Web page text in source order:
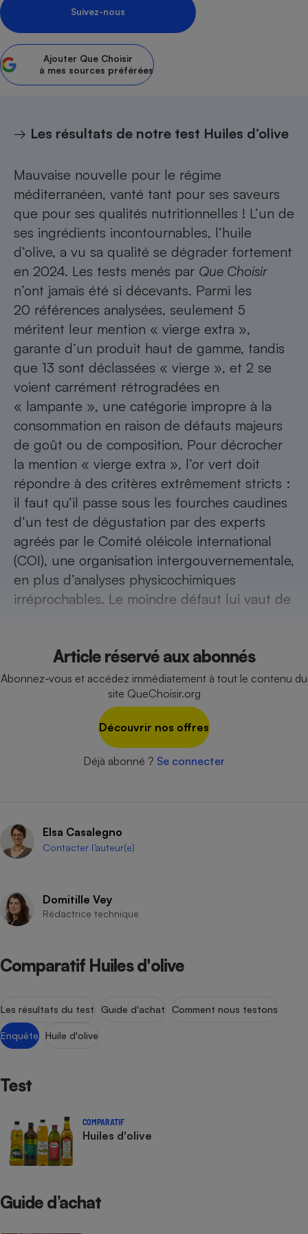
Suivez-nous
Ajouter Que Choisir
à mes sources préférées
→ Les résultats de notre test Huiles d’olive
Mauvaise nouvelle pour le régime
méditerranéen, vanté tant pour ses saveurs
que pour ses qualités nutritionnelles ! L’un de
ses ingrédients incontournables, l’huile
d’olive, a vu sa qualité se dégrader fortement
en 2024. Les tests menés par Que Choisir
n’ont jamais été si décevants. Parmi les
20 références analysées, seulement 5
méritent leur mention « vierge extra »,
garante d’un produit haut de gamme, tandis
que 13 sont déclassées « vierge », et 2 se
voient carrément rétrogradées en
« lampante », une catégorie impropre à la
consommation en raison de défauts majeurs
de goût ou de composition. Pour décrocher
la mention « vierge extra », l’or vert doit
répondre à des critères extrêmement stricts :
il faut qu’il passe sous les fourches caudines
d’un test de dégustation par des experts
agréés par le Comité oléicole international
(COI), une organisation intergouvernementale,
en plus d’analyses physicochimiques
irréprochables. Le moindre défaut lui vaut de
Article réservé aux abonnés
Abonnez-vous et accédez immédiatement à tout le contenu du
site QueChoisir.org
Découvrir nos offres
Déjà abonné ? Se connecter
Elsa Casalegno
Contacter l’auteur(e)
Domitille Vey
Rédactrice technique
Comparatif Huiles d'olive
Les résultats du test Guide d'achat Comment nous testons
Enquête Huile d'olive
Test
COMPARATIF
Huiles d'olive
Guide d’achat
Petit électroménager -
Lave-linge
Plaque de cuisson à
induction
Climatiseur -
Ventilateur
Téléviseur
Téléphone mobile -
Smartphone
Antivirus
Matelas
Radiateur électrique
Climatiseur -
Ventilateur
Antimoustique